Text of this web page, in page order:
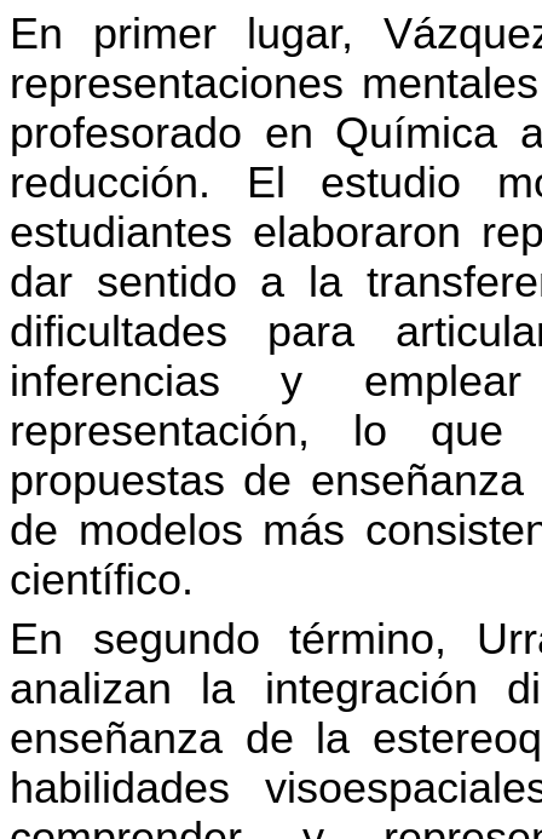
En primer lugar,
representaciones
profesorado en Química
reducción. El estudio
estudiantes elaboraron
dar sentido a la
dificultades para
inferencias y
representación, lo
propuestas de
de modelos más
científico.
En segundo término,
analizan la integración
enseñanza de la
habilidades